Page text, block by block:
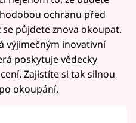
ochranu před
půjdete znova okoupat.
výjimečným inovativní
poskytuje vědecky
Zajistíte si tak silnou
okoupání.